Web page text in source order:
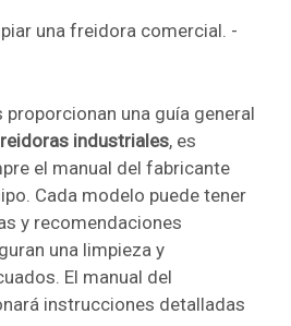
una guía general
industriales, es
el manual del fabricante
Cada modelo puede tener
y recomendaciones
una limpieza y
El manual del
instrucciones detalladas